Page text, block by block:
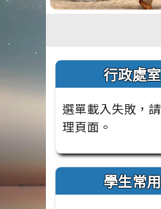
左邊區域內
行政處室
選單載入失敗，
理頁面。
學生常用
頁尾區域